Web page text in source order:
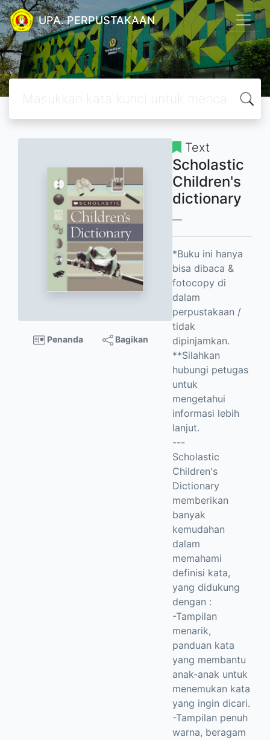
UPA. PERPUSTAKAAN
Penanda Bagikan
Text
Scholastic
Children's
dictionary
*Buku ini hanya
bisa dibaca &
fotocopy di
dalam
perpustakaan /
tidak
dipinjamkan.
**Silahkan
hubungi petugas
untuk
mengetahui
informasi lebih
lanjut.
---
Scholastic
Children's
Dictionary
memberikan
banyak
kemudahan
dalam
memahami
definisi kata,
yang didukung
dengan :
-Tampilan
menarik,
panduan kata
yang membantu
anak-anak untuk
menemukan kata
yang ingin dicari.
-Tampilan penuh
warna, beragam